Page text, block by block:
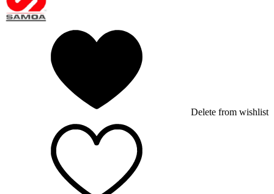
Delete from wishlist